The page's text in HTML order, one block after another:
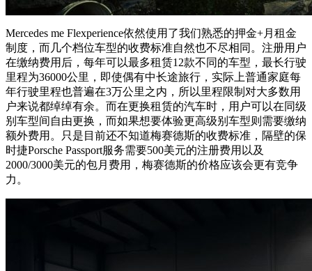
Mercedes me Flexperience依然使用了我们熟悉的押金+月租金
制度，而几个档位车型的收费标准自然也不尽相同。注册用户
在缴纳费用后，每年可以最多租赁12款不同的车型，最长行驶
里程为36000公里，即使偶有中长途旅行，实际上普通家庭每
年行驶里程也普遍在3万公里之内，所以里程限制对大多数用
户来说都绰绰有余。而在更换租赁的汽车时，用户可以在同级
别车型间自由更换，而如果想要体验更高级别车型则需要缴纳
额外费用。只是目前还不知道梅赛德斯的收费标准，隔壁的保
时捷Porsche Passport服务需要500美元的注册费用以及
2000/3000美元的包月费用，梅赛德斯的价格应该会更有竞争
力。